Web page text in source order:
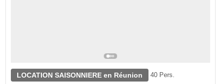
LOCATION SAISONNIERE en Réunion 40 Pers.